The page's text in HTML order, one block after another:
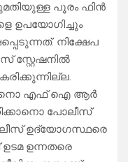
പൂരം ഫിൻ
ഉപയോഗിച്ചും
നിക്ഷേപ
സ്റ്റേഷനിൽ
എഫ് ഐ ആർ
പോലീസ്
ഉദ്യോഗസ്ഥരെ
ഉന്നതരെ